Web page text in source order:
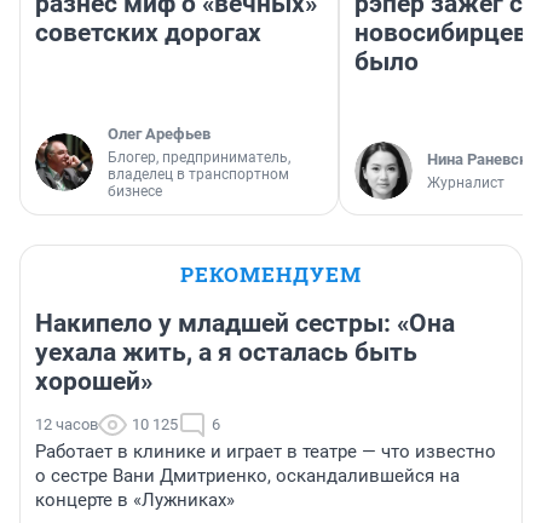
советских дорогах
Олег Арефьев
Блогер, предприниматель,
владелец в транспортном
бизнесе
новосибирцев:
было
Нина
Журналист
РЕКОМЕНДУЕМ
Накипело у младшей сестры: «Она
уехала жить, а я осталась быть
хорошей»
12 часов 10 125 6
Работает в клинике и играет в театре — что известно
о сестре Вани Дмитриенко, оскандалившейся на
концерте в «Лужниках»